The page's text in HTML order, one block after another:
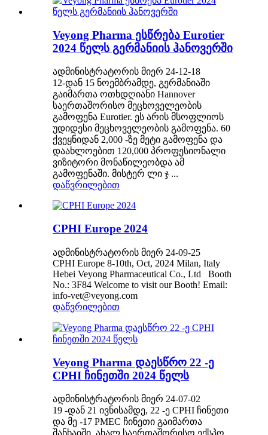
Veyong Pharma ესწრება Eurotier
2024 წელს გერმანიის ჰანოვერში
ადმინისტრატორის მიერ 24-12-18
12-დან 15 ნოემბრამდე, გერმანიაში
გაიმართა ოთხდღიანი Hannover
საერთაშორისო მეცხოველეობის
გამოფენა Eurotier. ეს არის მსოფლიოს
უდიდესი მეცხოველეობის გამოფენა. 60
ქვეყნიდან 2,000 -ზე მეტი გამოფენა და
დაახლოებით 120,000 პროფესიონალი
ვიზიტორი მონაწილეობდა ამ
გამოფენაში. მისტერ ლი ჯ ...
დაწვრილებით
CPHI Europe 2024
ადმინისტრატორის მიერ 24-09-25
CPHI Europe 8-10th, Oct, 2024 Milan, Italy
Hebei Veyong Pharmaceutical Co., Ltd Booth
No.: 3F84 Welcome to visit our Booth! Email:
info-vet@veyong.com
დაწვრილებით
Veyong Pharma დაესწრო 22 -ე
CPHI ჩინეთში 2024 წელს
ადმინისტრატორის მიერ 24-07-02
19 -დან 21 ივნისამდე, 22 -ე CPHI ჩინეთი
და მე -17 PMEC ჩინეთი გაიმართა